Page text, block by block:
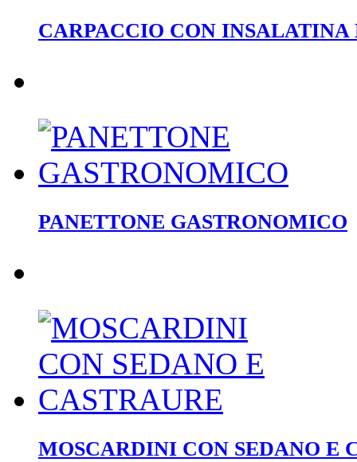
CARPACCIO CON INSALATINA
PANETTONE GASTRONOMICO
MOSCARDINI CON SEDANO E